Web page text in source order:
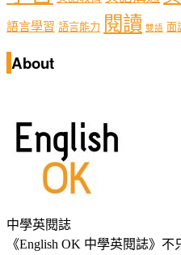
語言學習 語言能力 閱讀 雙語 面
About
中學英閱誌
《English OK 中學英閱誌》